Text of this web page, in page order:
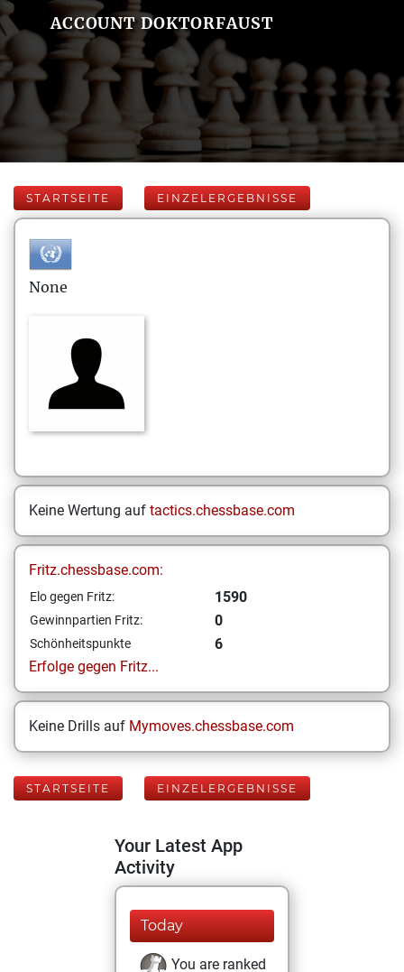
ACCOUNT DOKTORFAUST
STARTSEITE EINZELERGEBNISSE
None
Keine Wertung auf tactics.chessbase.com
Fritz.chessbase.com:
Elo gegen Fritz: 1590
Gewinnpartien Fritz: 0
Schönheitspunkte
6
Erfolge gegen Fritz...
Keine Drills auf Mymoves.chessbase.com
STARTSEITE EINZELERGEBNISSE
Your Latest App
Activity
Today
You are ranked